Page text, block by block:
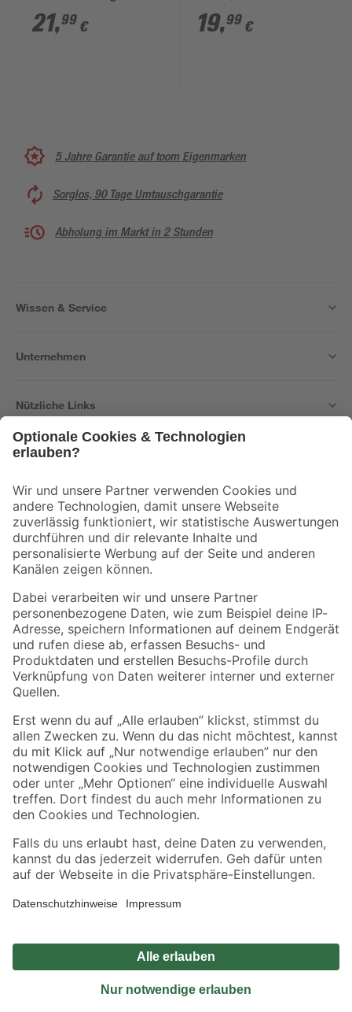
beige 43 x 2 x 30 cm
21,99 €
x 1,8 mm
19,99 €
5 Jahre Garantie auf toom Eigenmarken
Sorglos, 90 Tage Umtauschgarantie
Abholung im Markt in 2 Stunden
Wissen & Service
Unternehmen
Nützliche Links
Der toom Newsletter: Keine Angebote und Aktionen mehr verpassen!
Zur Newsletter Anmeldung
Folge uns
Zahlungsarten Versandarten
Sicher einkaufen
Jetzt die toom-App herunterladen
Alle Preisangaben in EUR inkl. gesetzl. MwSt.. Die dargestellten Angebote sind unter
Umständen nicht in allen Märkten verfügbar. Die angegebenen Verfügbarkeiten beziehen
Produkte nur solange der Vorrat reicht.
*Paketversand ab 59 € versandkostenfrei, gilt nicht für Artikel mit Speditionsversand, hier
Privatsphäre Impressum
Nutzungsbedingungen
Widerrufsrecht
Vertrag widerrufen